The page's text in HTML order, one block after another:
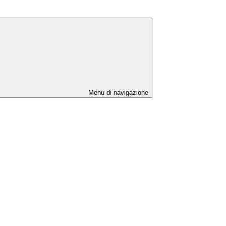
Menu di navigazione